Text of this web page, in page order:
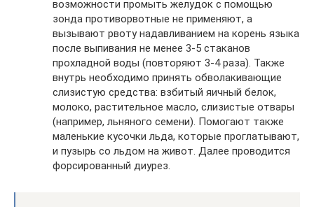
возможности промыть желудок с помощью
зонда противорвотные не применяют, а
вызывают рвоту надавливанием на корень языка
после выпивания не менее 3-5 стаканов
прохладной воды (повторяют 3-4 раза). Также
внутрь необходимо принять обволакивающие
слизистую средства: взбитый яичный белок,
молоко, растительное масло, слизистые отвары
(например, льняного семени). Помогают также
маленькие кусочки льда, которые проглатывают,
и пузырь со льдом на живот. Далее проводится
форсированный диурез.